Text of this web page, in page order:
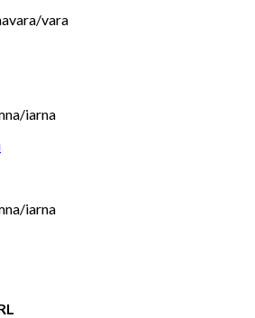
vara
iarna
iarna